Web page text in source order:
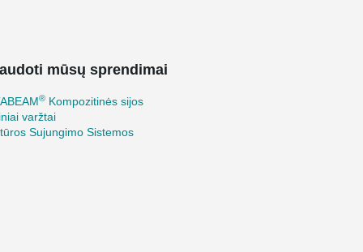
mūsų sprendimai
® Kompozitinės sijos
varžtai
Sujungimo Sistemos